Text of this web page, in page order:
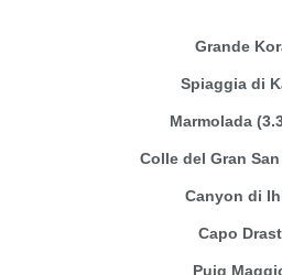
Grande
Spiaggia di
Marmolada
Colle del Gran
Canyon di
Capo
Puig